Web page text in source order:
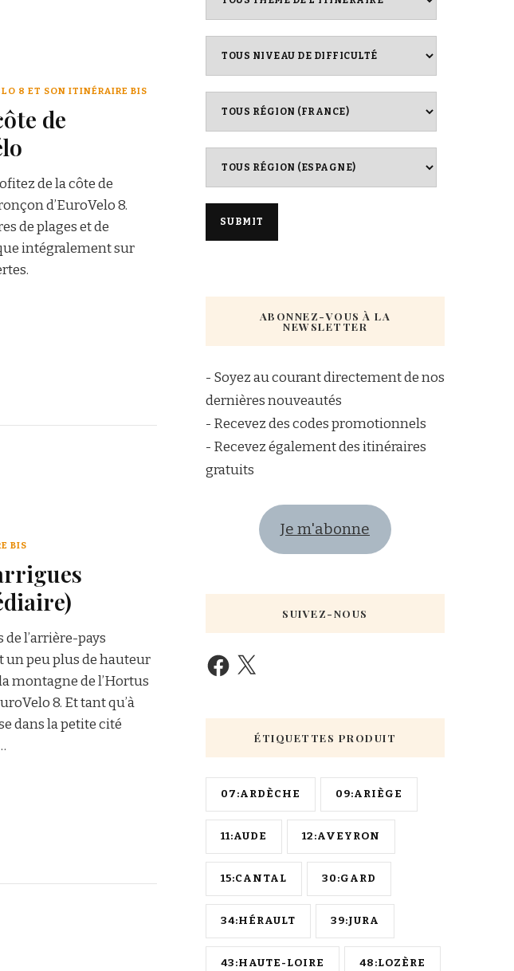
8 ET SON ITINÉRAIRE BIS
de
de la côte de
d’EuroVelo 8.
de plages et de
intégralement sur
BIS
l’arrière-pays
peu plus de hauteur
montagne de l’Hortus
8. Et tant qu’à
dans la petite cité
ABONNEZ-VOUS À LA
NEWSLETTER
- Soyez au courant directement de nos
dernières nouveautés
- Recevez des codes promotionnels
- Recevez également des itinéraires
gratuits
Je m'abonne
SUIVEZ-NOUS
ÉTIQUETTES PRODUIT
07:ARDÈCHE 09:ARIÈGE
11:AUDE 12:AVEYRON
15:CANTAL 30:GARD
34:HÉRAULT 39:JURA
43:HAUTE-LOIRE 48:LOZÈRE